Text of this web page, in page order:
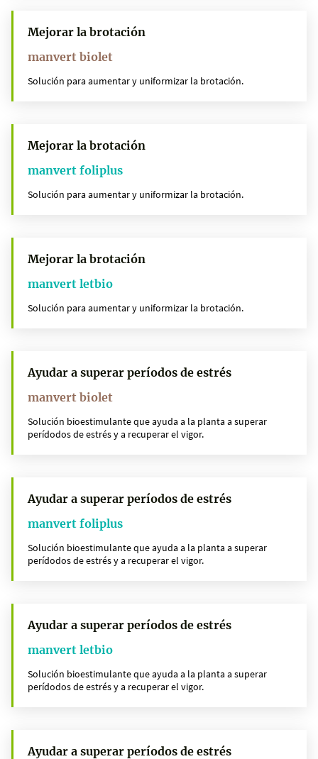
Mejorar la brotación
manvert biolet
Solución para aumentar y uniformizar la brotación.
Mejorar la brotación
manvert foliplus
Solución para aumentar y uniformizar la brotación.
Mejorar la brotación
manvert letbio
Solución para aumentar y uniformizar la brotación.
Ayudar a superar períodos de estrés
manvert biolet
Solución bioestimulante que ayuda a la planta a superar
perídodos de estrés y a recuperar el vigor.
Ayudar a superar períodos de estrés
manvert foliplus
Solución bioestimulante que ayuda a la planta a superar
perídodos de estrés y a recuperar el vigor.
Ayudar a superar períodos de estrés
manvert letbio
Solución bioestimulante que ayuda a la planta a superar
perídodos de estrés y a recuperar el vigor.
Ayudar a superar períodos de estrés